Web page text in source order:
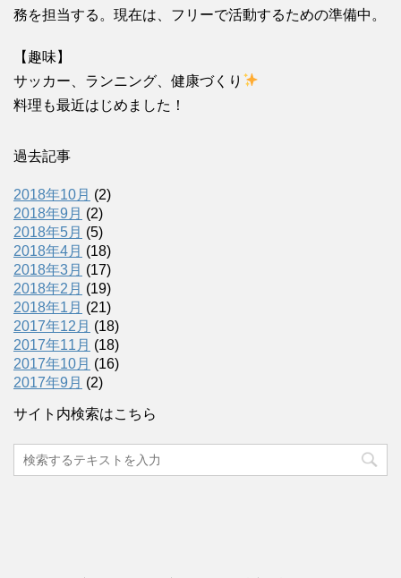
務を担当する。現在は、フリーで活動するための準備中。
【趣味】
サッカー、ランニング、健康づくり
料理も最近はじめました！
過去記事
2018年10月 (2)
2018年9月 (2)
2018年5月 (5)
2018年4月 (18)
2018年3月 (17)
2018年2月 (19)
2018年1月 (21)
2017年12月 (18)
2017年11月 (18)
2017年10月 (16)
2017年9月 (2)
サイト内検索はこちら